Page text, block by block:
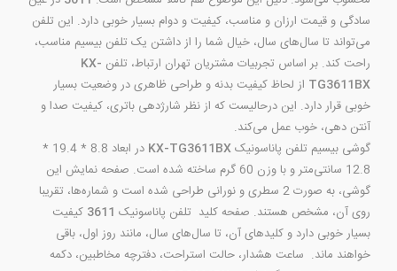
سادگی و قیمت ارزان و مناسب، کیفیت و دوام بسیار خوبی دارد. این تلفن
می‌تواند تا سال‌های سال، خیال شما را از داشتن یک تلفن بیسیم مناسب،
راحت کند. بر اساس تجربیات مشتریان تهران ارتباط، تلفن KX-
TG3611BX از لحاظ کیفیت بدنه و طراحی ظاهری در وضعیت بسیار
خوبی قرار دارد. این درحالیست که از نظر شارژدهی باتری، کیفیت صدا و
آنتن دهی، خوب عمل می‌کند.
گوشی بیسیم تلفن پاناسونیک
در ابعاد 8.8 * 19.4 *
12.8 سانتی‌متر و با وزن 60 گرم ساخته شده است. صفحه نمایش این
گوشی، به صورت 2 سطری و نورانی طراحی شده است و شماره‌ها، تقریبا
روی آن، مشخص هستند. صفحه کلید تلفن پاناسونیک 3611 کیفیت
بسیار خوبی دارد و کلیدهای آن، تا سال‌های سال، مانند روز اول، باقی
خواهند ماند. ساعت هشدار، حالت استراحت، دفترچه مخاطبین، دکمه